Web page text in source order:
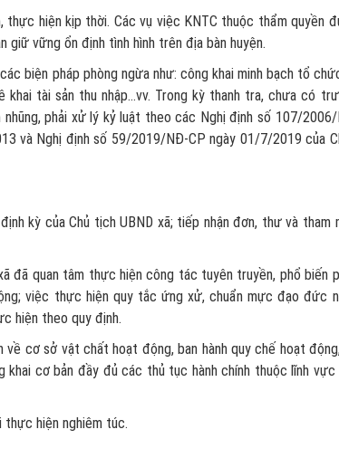
hiện kịp thời. Các vụ việc KNTC thuộc thẩm quyền
vững ổn định tình hình trên địa bàn huyện.
biện pháp phòng ngừa như: công khai minh bạch tổ
tài sản thu nhập...vv. Trong kỳ thanh tra, chưa có
phải xử lý kỷ luật theo các Nghị định số 107/
và Nghị định số 59/2019/NĐ-CP ngày 01/7/2019 của
kỳ của Chủ tịch UBND xã; tiếp nhận đơn, thư và tham
đã quan tâm thực hiện công tác tuyên truyền, phổ biến
việc thực hiện quy tắc ứng xử, chuẩn mực đạo đức
hiện theo quy định.
cơ sở vật chất hoạt động, ban hành quy chế hoạt
cơ bản đầy đủ các thủ tục hành chính thuộc lĩnh vực
thực hiện nghiêm túc.